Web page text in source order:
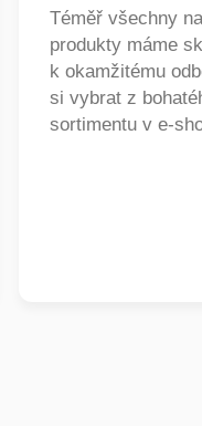
Téměř všechny
produkty máme
k okamžitému
si vybrat z
sortimentu v e-